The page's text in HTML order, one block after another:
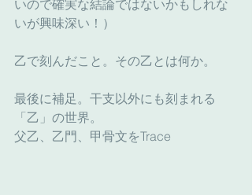
いので確実な結論ではないかもしれな
いが興味深い！）
乙で刻んだこと。その乙とは何か。
最後に補足。干支以外にも刻まれる
「乙」の世界。
父乙、乙門、甲骨文をTrace